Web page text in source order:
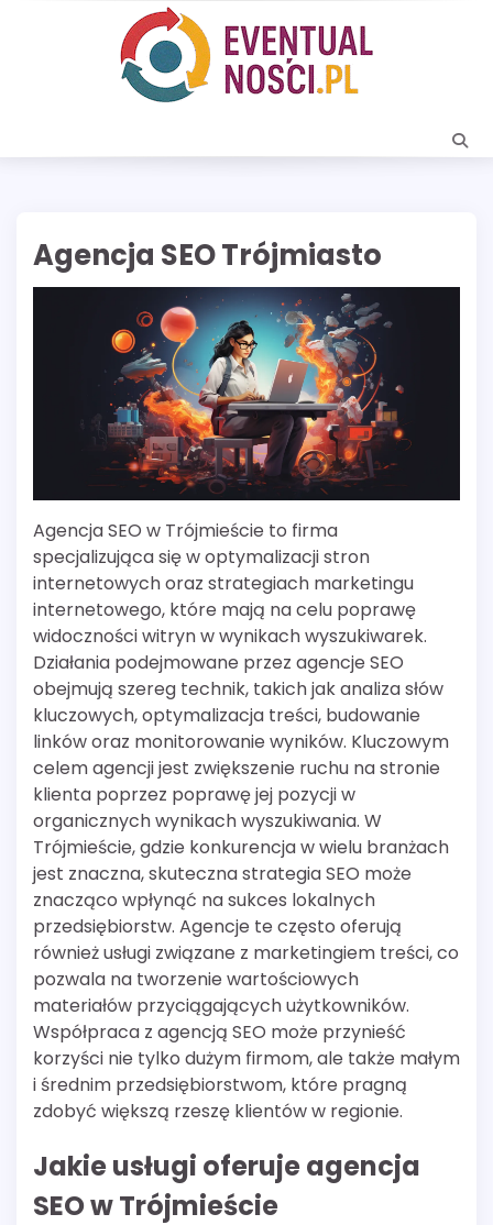
Agencja SEO Trójmiasto
Agencja SEO w Trójmieście to firma
specjalizująca się w optymalizacji stron
internetowych oraz strategiach marketingu
internetowego, które mają na celu poprawę
widoczności witryn w wynikach wyszukiwarek.
Działania podejmowane przez agencje SEO
obejmują szereg technik, takich jak analiza słów
kluczowych, optymalizacja treści, budowanie
linków oraz monitorowanie wyników. Kluczowym
celem agencji jest zwiększenie ruchu na stronie
klienta poprzez poprawę jej pozycji w
organicznych wynikach wyszukiwania. W
Trójmieście, gdzie konkurencja w wielu branżach
jest znaczna, skuteczna strategia SEO może
znacząco wpłynąć na sukces lokalnych
przedsiębiorstw. Agencje te często oferują
również usługi związane z marketingiem treści, co
pozwala na tworzenie wartościowych
materiałów przyciągających użytkowników.
Współpraca z agencją SEO może przynieść
korzyści nie tylko dużym firmom, ale także małym
i średnim przedsiębiorstwom, które pragną
zdobyć większą rzeszę klientów w regionie.
Jakie usługi oferuje agencja
SEO w Trójmieście